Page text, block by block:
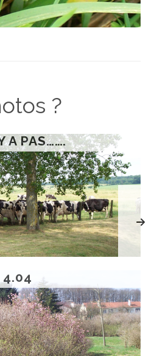
?
A PAS…….
4.04